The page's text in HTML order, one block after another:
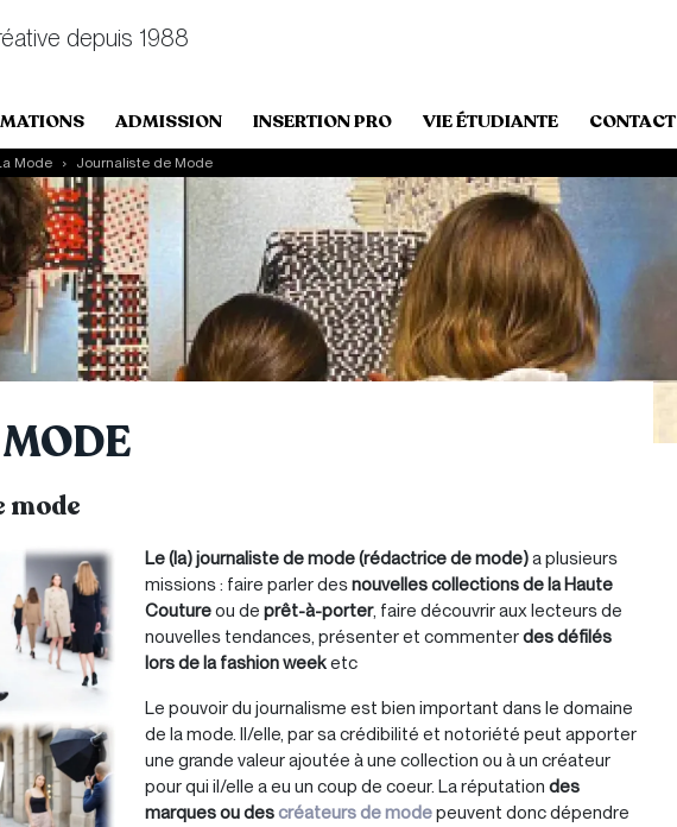
depuis 1988
ADMISSION INSERTION PRO VIE ÉTUDIANTE CONTACT
Mode Journaliste de Mode
mode
Le (la) journaliste de mode (rédactrice de mode)a plusieurs
missions : faire parler desnouvelles collections de la Haute
Coutureou de prêt-à-porter, faire découvrir aux lecteurs de
nouvelles tendances, présenter et commenterdes défilés
lors de la fashion weeketc
Le pouvoir du journalisme est bien important dans le domaine
de la mode. Il/elle, par sa crédibilité et notoriété peut apporter
une grande valeur ajoutée à une collection ou à un créateur
pour qui il/elle a eu un coup de coeur. La réputation des
marques ou descréateurs de modepeuvent donc dépendre